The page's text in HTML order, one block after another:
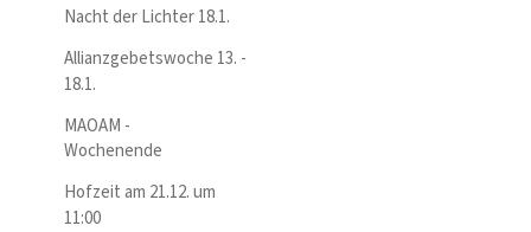
Nacht der Lichter 18.1.
Allianzgebetswoche 13. -
18.1.
MAOAM -
Wochenende
Hofzeit am 21.12. um
11:00